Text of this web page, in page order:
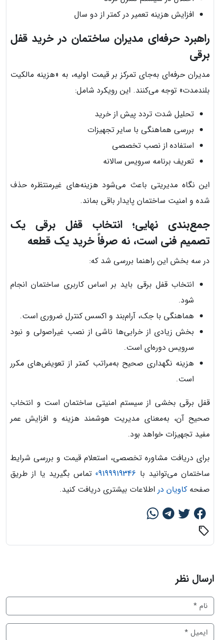
افزایش هزینه تعمیر در کمتر از دو سال
راهبرد حرفه‌ای مدیران ساختمان در خرید قفل
برقی
مدیران حرفه‌ای به‌جای تمرکز بر قیمت اولیه، به «هزینه مالکیت
بلندمدت» توجه می‌کنند. این رویکرد شامل:
تحلیل شدت تردد پیش از خرید
بررسی هماهنگی با سایر تجهیزات
استفاده از نصب تخصصی
تعریف برنامه سرویس سالانه
این نگاه مدیریتی باعث می‌شود هزینه‌های غیرمنتظره حذف
شده و امنیت ساختمان پایدار باقی بماند.
جمع‌بندی نهایی؛ انتخاب قفل برقی یک
تصمیم فنی است، نه صرفاً خرید یک قطعه
در سه بخش این راهنما بررسی شد که:
انتخاب قفل برقی باید بر اساس کاربری ساختمان انجام
شود.
هماهنگی با جک، آرام‌بند و اکسس کنترل ضروری است.
بخش زیادی از خرابی‌ها ناشی از نصب غیراصولی و نبود
سرویس دوره‌ای است.
هزینه نگهداری صحیح به‌مراتب کمتر از تعویض‌های مکرر
است.
قفل برقی بخشی از سیستم امنیتی ساختمان است و انتخاب
صحیح آن، به‌معنای مدیریت هوشمند هزینه و افزایش عمر
مفید تجهیزات خواهد بود.
برای دریافت مشاوره تخصصی، استعلام قیمت و بررسی شرایط
ساختمان می‌توانید با 09199919346 تماس بگیرید یا از طریق
صفحه کاویان در اطلاعات بیشتری دریافت کنید.
sell
ارسال نظر